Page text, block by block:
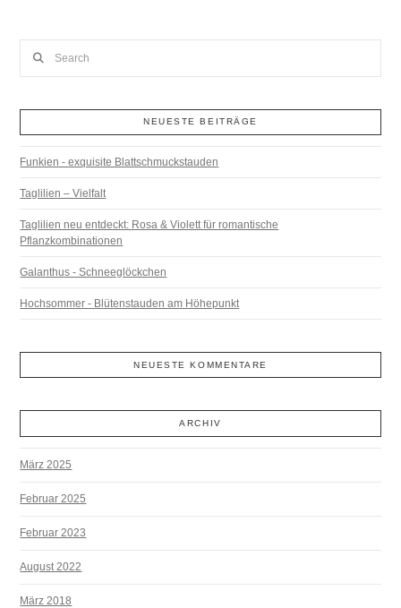
NEUESTE BEITRÄGE
Funkien - exquisite Blattschmuckstauden
Taglilien – Vielfalt
Taglilien neu entdeckt: Rosa & Violett für romantische
Pflanzkombinationen
Galanthus - Schneeglöckchen
Hochsommer - Blütenstauden am Höhepunkt
NEUESTE KOMMENTARE
ARCHIV
März 2025
Februar 2025
Februar 2023
August 2022
März 2018